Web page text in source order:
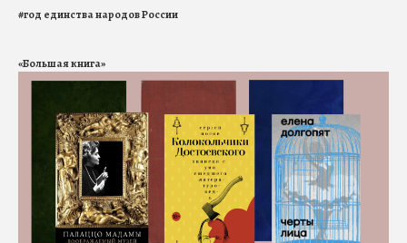
#год единства народов России
«Большая книга»